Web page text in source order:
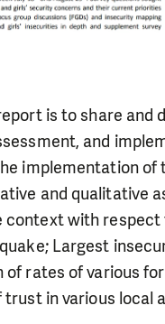
is to share
and
implementation
and qualitative
with respect
Largest
rates of various
in various local